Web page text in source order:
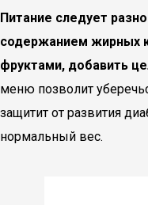
Питание следует
содержанием жирных
фруктами, добавить
меню позволит
защитит от развития
нормальный вес.